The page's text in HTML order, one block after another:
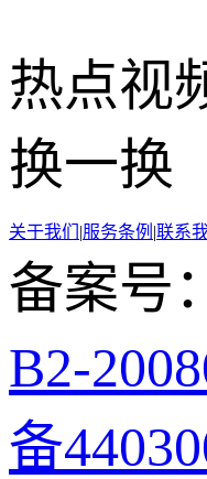
热点视
换一换
关于我们 |服务条例 |联系我
备案号：
B2-
备